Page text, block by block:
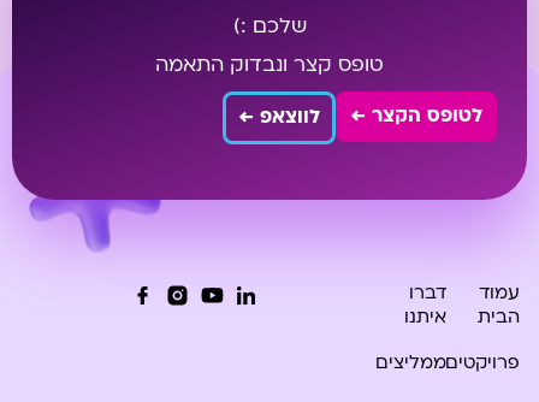
שלכם :)
טופס קצר ונבדוק התאמה
לטופס הקצר ← לווצאפ ←
עמוד
הבית
פרויקטים
דברו
איתנו
ממליצים